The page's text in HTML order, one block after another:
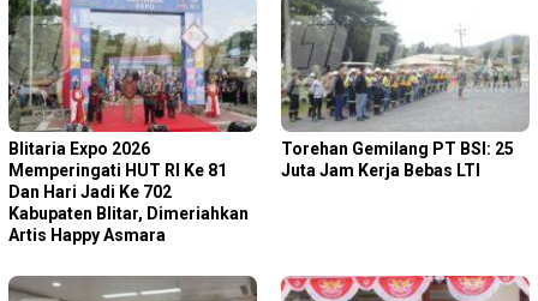
Blitaria Expo 2026
Memperingati HUT RI Ke 81
Dan Hari Jadi Ke 702
Kabupaten Blitar, Dimeriahkan
Artis Happy Asmara
Torehan Gemilang PT BSI: 25
Juta Jam Kerja Bebas LTI